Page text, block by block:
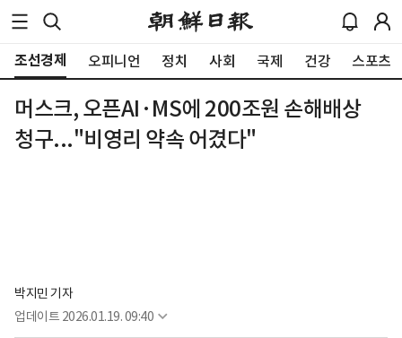
조선경제 오피니언 정치 사회 국제 건강 스포츠
머스크, 오픈AI·MS에 200조원 손해배상
청구..."비영리 약속 어겼다"
박지민 기자
업데이트 2026.01.19. 09:40